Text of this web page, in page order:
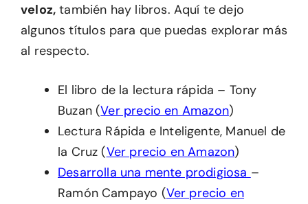
veloz, también hay libros. Aquí te dejo
algunos títulos para que puedas explorar más
al respecto.
El libro de la lectura rápida – Tony
Buzan (Ver precio en Amazon)
Lectura Rápida e Inteligente, Manuel de
la Cruz (Ver precio en Amazon)
Desarrolla una mente prodigiosa –
Ramón Campayo (Ver precio en